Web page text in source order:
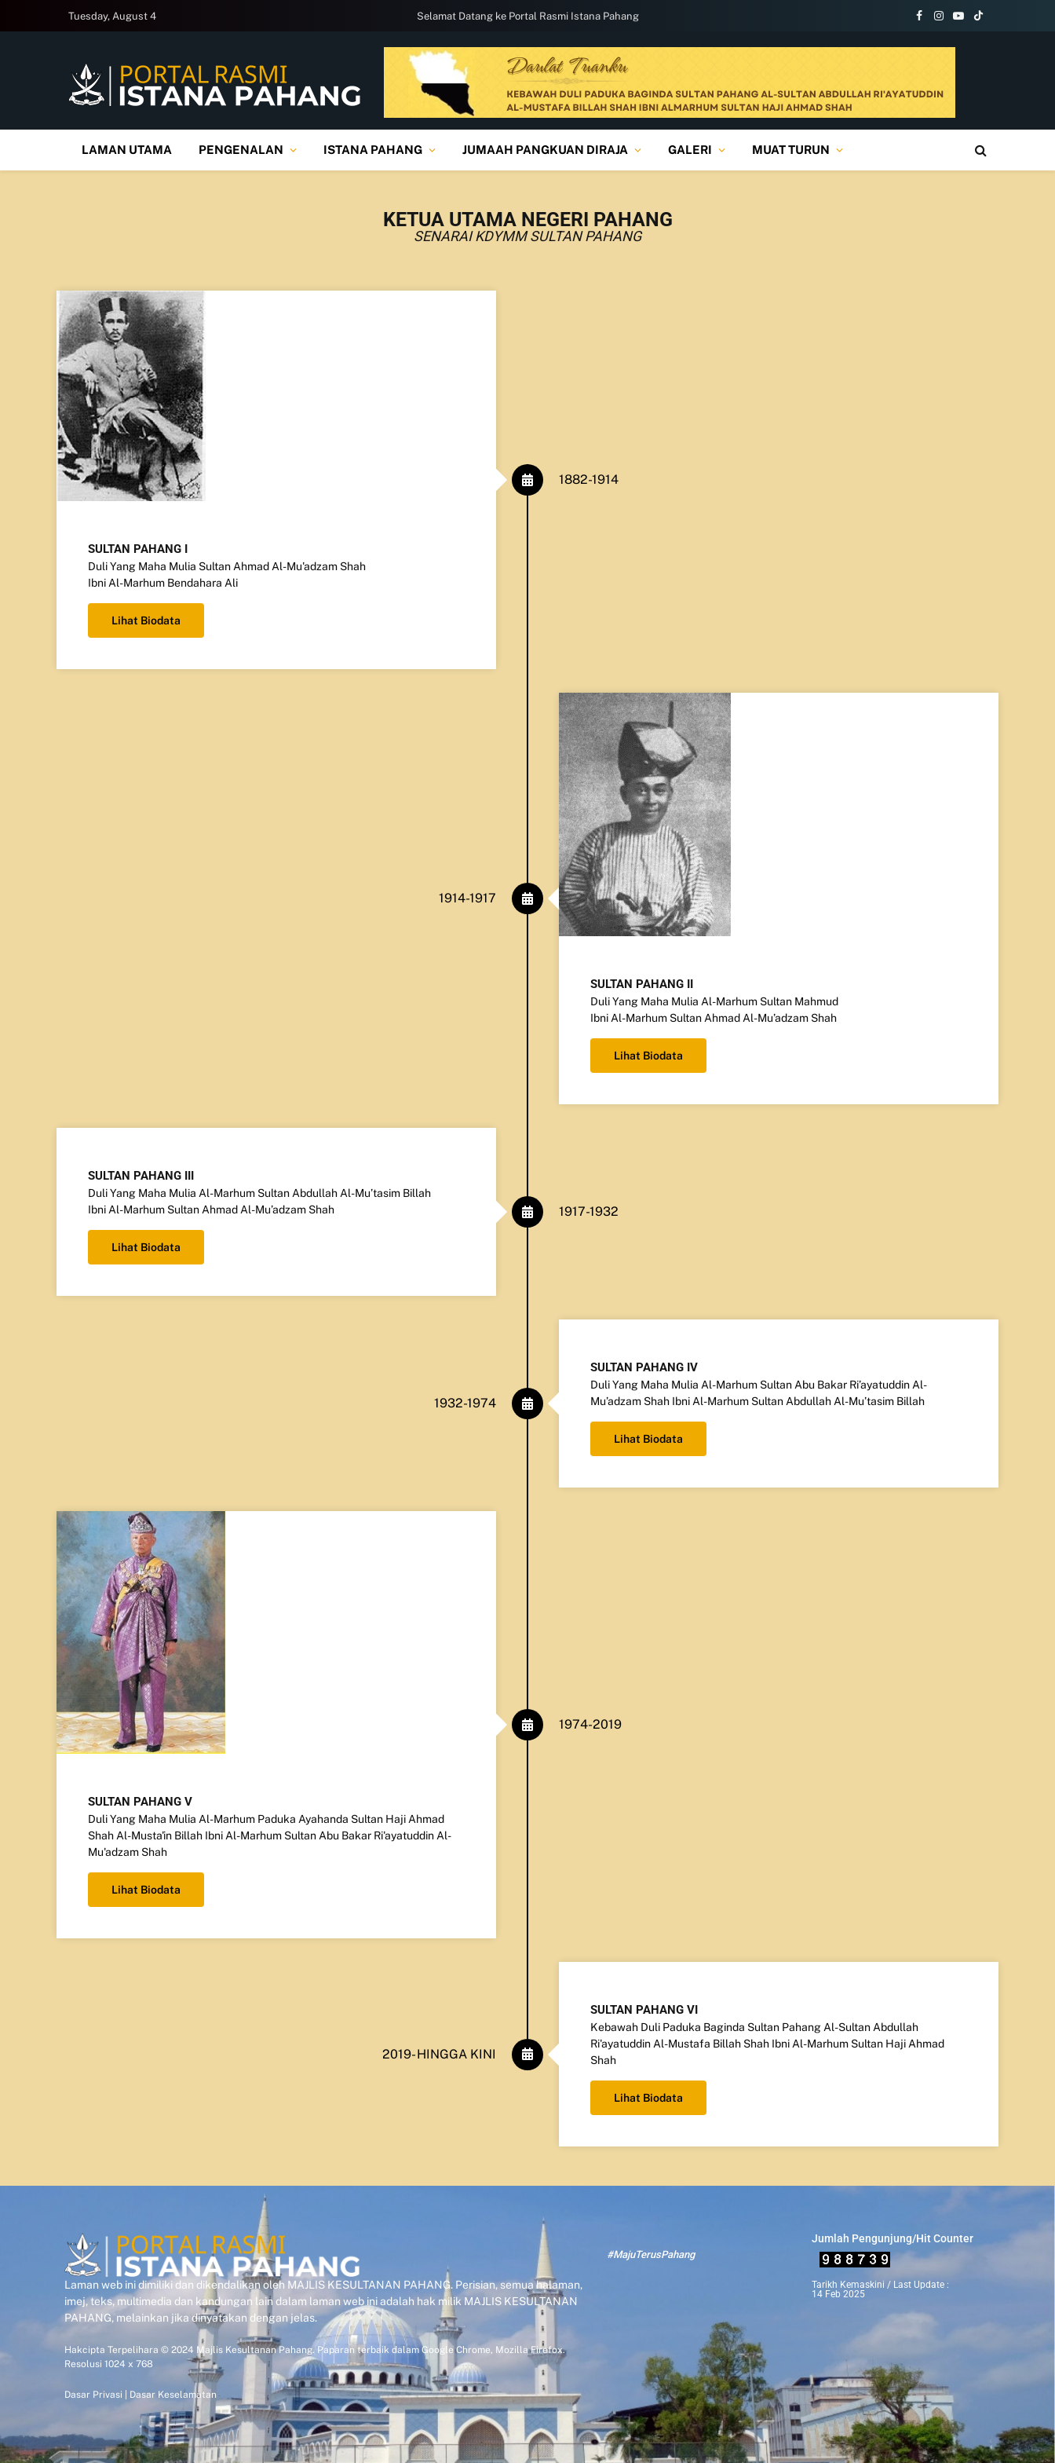
Tuesday, August 4 Selamat Datang ke Portal Rasmi Istana Pahang
Facebook
Instagram
YouTube
TikTok
LAMAN UTAMA PENGENALAN ISTANA PAHANG JUMAAH PANGKUAN DIRAJA GALERI MUAT TURUN
KETUA UTAMA NEGERI PAHANG
SENARAI KDYMM SULTAN PAHANG
SULTAN PAHANG I
Duli Yang Maha Mulia Sultan Ahmad Al-Mu'adzam Shah
Ibni Al-Marhum Bendahara Ali
Lihat Biodata
1882-1914
SULTAN PAHANG II
Duli Yang Maha Mulia Al-Marhum Sultan Mahmud
Ibni Al-Marhum Sultan Ahmad Al-Mu’adzam Shah
Lihat Biodata
1914-1917
SULTAN PAHANG III
Duli Yang Maha Mulia Al-Marhum Sultan Abdullah Al-Mu’tasim Billah
Ibni Al-Marhum Sultan Ahmad Al-Mu’adzam Shah
Lihat Biodata
1917-1932
SULTAN PAHANG IV
Duli Yang Maha Mulia Al-Marhum Sultan Abu Bakar Ri’ayatuddin Al-
Mu’adzam Shah Ibni Al-Marhum Sultan Abdullah Al-Mu’tasim Billah
Lihat Biodata
1932-1974
SULTAN PAHANG V
Duli Yang Maha Mulia Al-Marhum Paduka Ayahanda Sultan Haji Ahmad
Shah Al-Musta'in Billah Ibni Al-Marhum Sultan Abu Bakar Ri'ayatuddin Al-
Mu'adzam Shah
Lihat Biodata
1974-2019
SULTAN PAHANG VI
Kebawah Duli Paduka Baginda Sultan Pahang Al-Sultan Abdullah
Ri'ayatuddin Al-Mustafa Billah Shah Ibni Al-Marhum Sultan Haji Ahmad
Shah
Lihat Biodata
2019- HINGGA KINI
Laman web ini dimiliki dan dikendalikan oleh MAJLIS KESULTANAN PAHANG. Perisian, semua halaman,
imej, teks, multimedia dan kandungan lain dalam laman web ini adalah hak milik MAJLIS KESULTANAN
PAHANG, melainkan jika dinyatakan dengan jelas.
Hakcipta Terpelihara © 2024 Majlis Kesultanan Pahang. Paparan terbaik dalam Google Chrome, Mozilla Firefox.
Resolusi 1024 x 768
Dasar Privasi Dasar Keselamatan
#MajuTerusPahang
Jumlah Pengunjung/Hit Counter
Tarikh Kemaskini / Last Update :
14 Feb 2025